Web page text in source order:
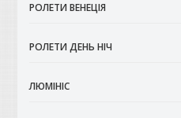
РОЛЕТИ ВЕНЕЦІЯ
РОЛЕТИ ДЕНЬ НІЧ
ЛЮМІНІС